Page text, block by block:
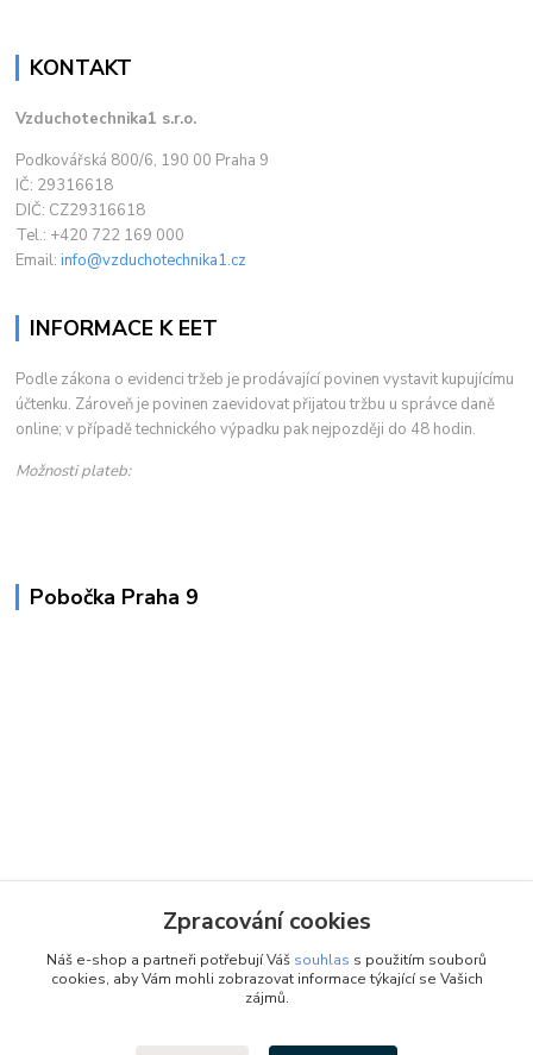
KONTAKT
Vzduchotechnika1 s.r.o.
Podkovářská 800/6, 190 00 Praha 9
IČ: 29316618
DIČ: CZ29316618
Tel.: +420 722 169 000
Email:info@vzduchotechnika1.cz
INFORMACE K EET
Podle zákona o evidenci tržeb je prodávající povinen vystavit kupujícímu
účtenku. Zároveň je povinen zaevidovat přijatou tržbu u správce daně
online; v případě technického výpadku pak nejpozději do 48 hodin.
Možnosti plateb:
Pobočka Praha 9
Zpracování cookies
Náš e-shop a partneři potřebují Váš souhlas s použitím souborů
cookies, aby Vám mohli zobrazovat informace týkající se Vašich
zájmů.